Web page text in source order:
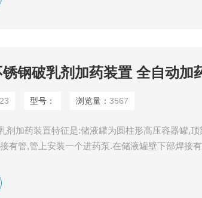
等优点。
钢破乳剂加药装置 全自动加
型号： 浏览量：3567
剂加药装置特征是:储液罐为圆柱形高压容器罐,顶
有管,管上安装一个进药泵.在储液罐壁下部焊接
脱水破乳剂加药装置能很好地实现原油脱水加药,
,破乳剂与水混合不均,影响原油脱水,影响原油生产